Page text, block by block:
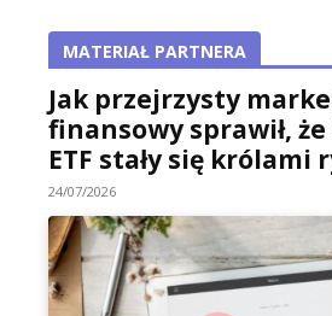
MATERIAŁ PARTNERA
Jak przejrzysty
finansowy sprawił,
ETF stały się królami
24/07/2026